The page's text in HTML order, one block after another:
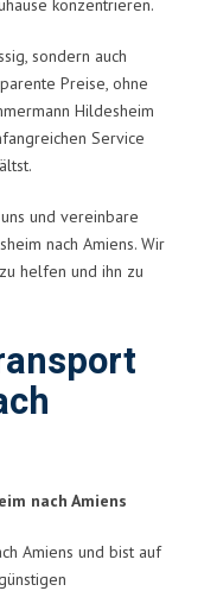
konzentrieren.
sondern auch
Preise, ohne
Hildesheim
Service
und vereinbare
nach Amiens. Wir
helfen und ihn zu
nach Amiens
Amiens und bist auf